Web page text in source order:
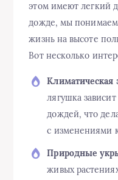
этом имеют легкий
дожде, мы понимаем,
жизнь на высоте
Вот несколько
Климатическая
лягушка
дождей, что
с изменениями
Природные
живых